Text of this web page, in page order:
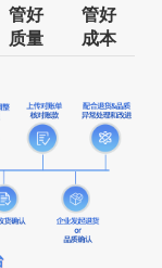
管好
质量
管好
成本